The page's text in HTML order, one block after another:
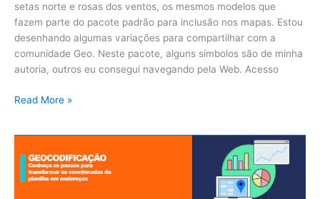
setas norte e rosas dos ventos, os mesmos modelos que
fazem parte do pacote padrão para inclusão nos mapas. Estou
desenhando algumas variações para compartilhar com a
comunidade Geo. Neste pacote, alguns símbolos são de minha
autoria, outros eu consegui navegando pela Web. Acesso
Read More »
passo